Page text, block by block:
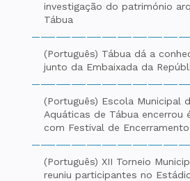
investigação do património
Tábua
(Português) Tábua dá a
junto da Embaixada da
(Português) Escola Municipal
Aquáticas de Tábua encerrou
com Festival de Encerramento
(Português) XII Torneio
reuniu participantes no